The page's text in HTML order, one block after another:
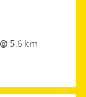
5,6 km